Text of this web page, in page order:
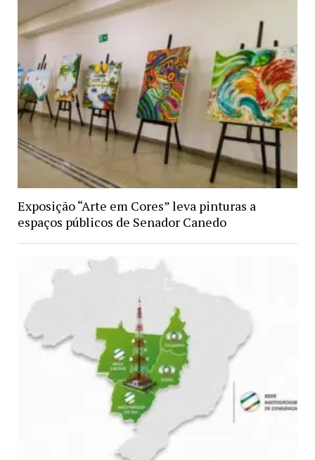
Exposição “Arte em Cores” leva pinturas a
espaços públicos de Senador Canedo